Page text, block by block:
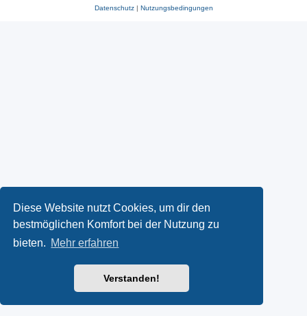
Diese Website nutzt Cookies, um dir den
bestmöglichen Komfort bei der Nutzung zu
bieten. Mehr erfahren
Verstanden!
Datenschutz| Nutzungsbedingungen